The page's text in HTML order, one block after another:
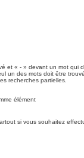
et « - » devant un mot qui
un des mots doit être
recherches partielles.
élément
si vous souhaitez